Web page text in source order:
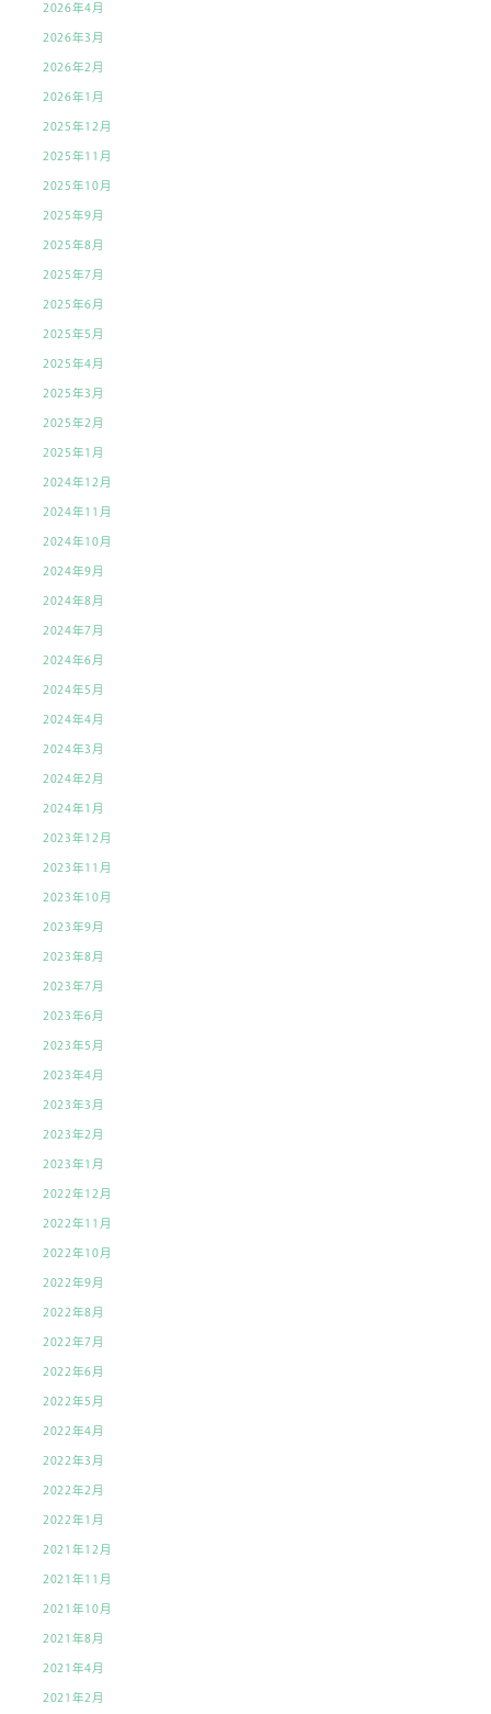
2026年4月
2026年3月
2026年2月
2026年1月
2025年12月
2025年11月
2025年10月
2025年9月
2025年8月
2025年7月
2025年6月
2025年5月
2025年4月
2025年3月
2025年2月
2025年1月
2024年12月
2024年11月
2024年10月
2024年9月
2024年8月
2024年7月
2024年6月
2024年5月
2024年4月
2024年3月
2024年2月
2024年1月
2023年12月
2023年11月
2023年10月
2023年9月
2023年8月
2023年7月
2023年6月
2023年5月
2023年4月
2023年3月
2023年2月
2023年1月
2022年12月
2022年11月
2022年10月
2022年9月
2022年8月
2022年7月
2022年6月
2022年5月
2022年4月
2022年3月
2022年2月
2022年1月
2021年12月
2021年11月
2021年10月
2021年8月
2021年4月
2021年2月